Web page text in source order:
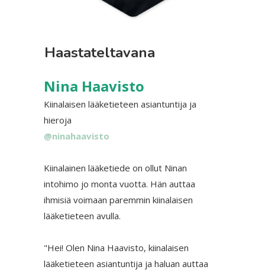
Haastateltavana
Nina Haavisto
Kiinalaisen lääketieteen asiantuntija ja
hieroja
@ninahaavisto
Kiinalainen lääketiede on ollut Ninan
intohimo jo monta vuotta. Hän auttaa
ihmisiä voimaan paremmin kiinalaisen
lääketieteen avulla.
"Hei! Olen Nina Haavisto, kiinalaisen
lääketieteen asiantuntija ja haluan auttaa